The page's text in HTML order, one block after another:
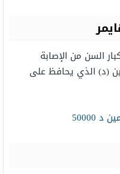
السن من الإصابة
(د) الذي يحافظ على